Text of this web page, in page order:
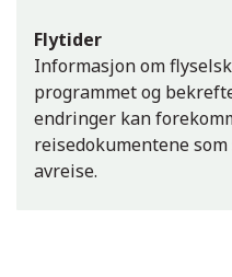
Flytider
Informasjon om
programmet og
endringer kan
reisedokumentene
avreise.